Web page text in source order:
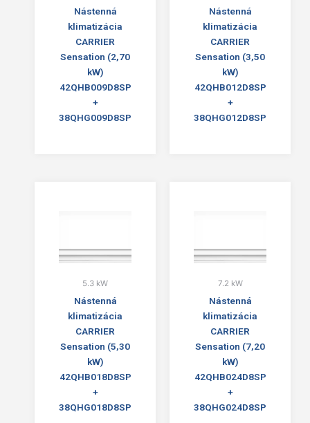
Nástenná
klimatizácia
CARRIER
Sensation (2,70
kW)
42QHB009D8SP
+
38QHG009D8SP
Nástenná
klimatizácia
CARRIER
Sensation (3,50
kW)
42QHB012D8SP
+
38QHG012D8SP
5.3 kW
Nástenná
klimatizácia
CARRIER
Sensation (5,30
kW)
42QHB018D8SP
+
38QHG018D8SP
7.2 kW
Nástenná
klimatizácia
CARRIER
Sensation (7,20
kW)
42QHB024D8SP
+
38QHG024D8SP